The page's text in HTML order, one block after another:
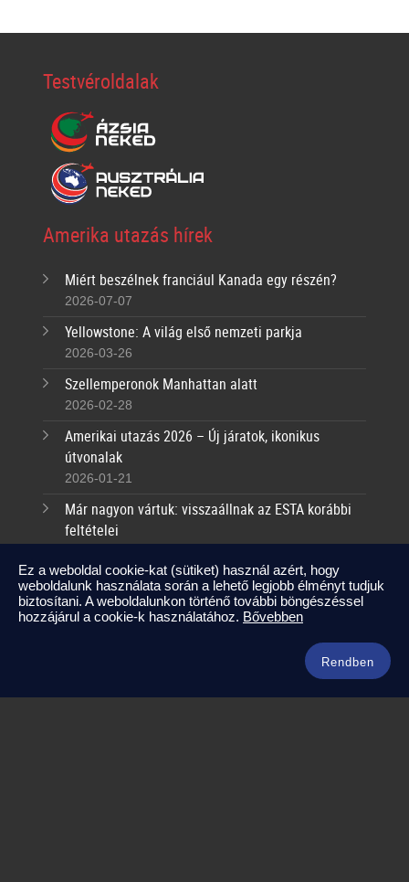
Testvéroldalak
Amerika utazás hírek
Miért beszélnek franciául Kanada egy részén?
2026-07-07
Yellowstone: A világ első nemzeti parkja
2026-03-26
Szellemperonok Manhattan alatt
2026-02-28
Amerikai utazás 2026 – Új járatok, ikonikus
útvonalak
2026-01-21
Már nagyon vártuk: visszaállnak az ESTA korábbi
feltételei
Kapcsolat
Ez a weboldal cookie-kat (sütiket) használ azért, hogy
weboldalunk használata során a lehető legjobb élményt tudjuk
biztosítani. A weboldalunkon történő további böngészéssel
hozzájárul a cookie-k használatához. Bővebben
Rendben